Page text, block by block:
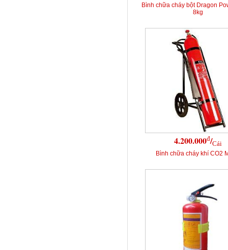
Bình chữa cháy bột Dragon
8kg
4.200.000đ/Cái
Bình chữa cháy khí CO2